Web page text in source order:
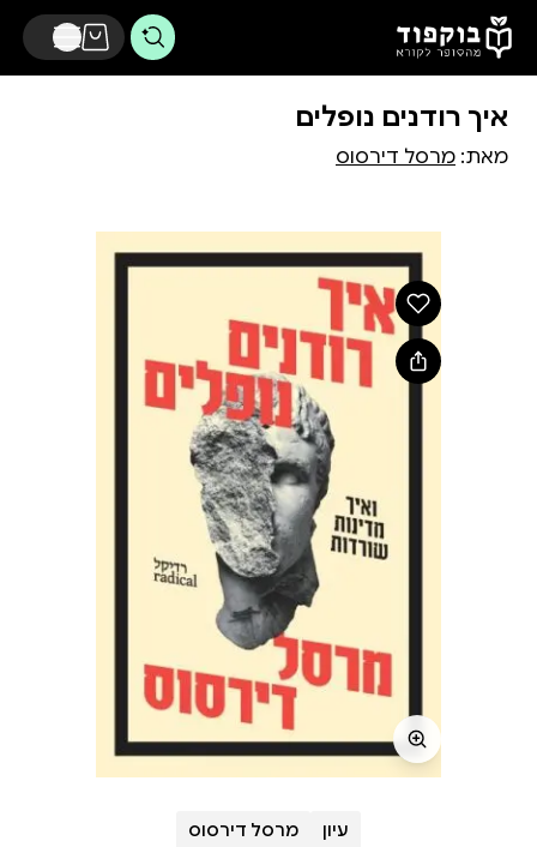
דלג לתוכן הראשי
איך רודנים נופלים
מאת: מרסל דירסוס
עיון מרסל דירסוס